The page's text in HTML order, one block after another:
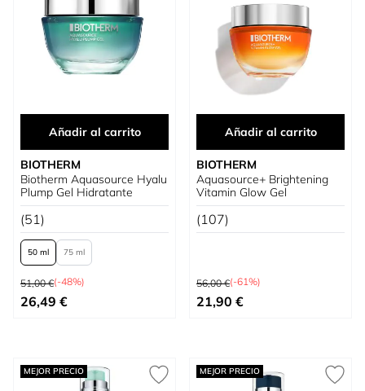
Añadir al carrito
BIOTHERM
Biotherm Aquasource Hyalu
Plump Gel Hidratante
(51)
50 ml 75 ml
Precio habitual
51,00 €(-48%)
Tan bajo como
26,49 €
Añadir al carrito
BIOTHERM
Aquasource+ Brightening
Vitamin Glow Gel
(107)
Precio habitual
56,00 €(-61%)
Precio especial
21,90 €
MEJOR PRECIO MEJOR PRECIO